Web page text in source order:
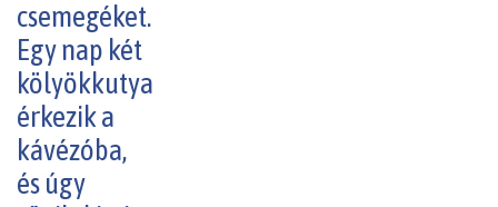
csemegéket.
Egy nap két
kölyökkutya
érkezik a
kávézóba,
és úgy